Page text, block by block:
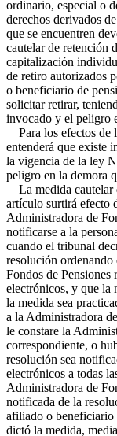
ordinario, especial o
derechos derivados
que se encuentren
cautelar de retención
capitalización
de retiro autorizados
o beneficiario de
solicitar retirar,
invocado y el peligro
Para los efectos de
entenderá que existe
la vigencia de la ley
peligro en la demora
La medida cautelar
artículo surtirá efecto
Administradora de
notificarse a la
cuando el tribunal
resolución
Fondos de Pensiones
electrónicos, y que la
la medida sea
a la Administradora
le constare la
correspondiente, o
resolución sea
electrónicos a todas
Administradora de
notificada de la
afiliado o beneficiario
dictó la medida,